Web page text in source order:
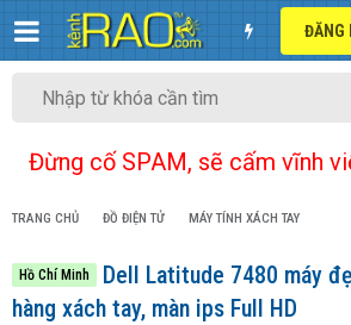
Đừng cố SPAM, sẽ cấm vĩnh
TRANG CHỦ ĐỒ ĐIỆN TỬ MÁY TÍNH XÁCH TAY
Hồ Chí Minh
Dell Latitude 7480 máy
hàng xách tay, màn ips Full HD